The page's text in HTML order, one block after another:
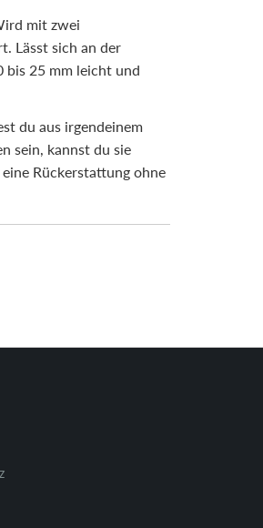
mit zwei
Lässt sich an der
bis 25 mm leicht und
du aus irgendeinem
sein, kannst du sie
Rückerstattung ohne